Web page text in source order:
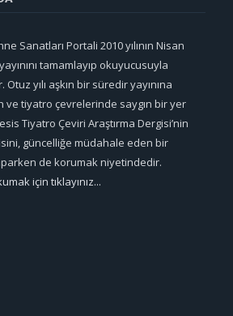
Sanatları Portali 2010 yılının Nisan
tamamlayıp okuyucusuyla
yılı aşkın bir süredir yayınına
ve tiyatro çevrelerinde saygın bir yer
Tiyatro Çeviri Araştırma Dergisi’nin
güncelliğe müdahale eden bir
de korumak niyetindedir.
için tıklayınız...